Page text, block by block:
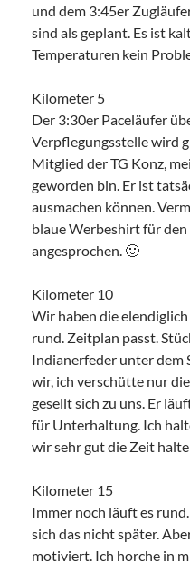
und dem 3:45er
sind als geplant. Es ist
Temperaturen kein
Kilometer 5
Der 3:30er Paceläufer
Verpflegungsstelle wird
Mitglied der TG Konz,
geworden bin. Er ist
ausmachen können.
blaue Werbeshirt für den
angesprochen. 🙂
Kilometer 10
Wir haben die
rund. Zeitplan passt.
Indianerfeder unter dem
wir, ich verschütte nur
gesellt sich zu uns. Er
für Unterhaltung. Ich
wir sehr gut die Zeit
Kilometer 15
Immer noch läuft es
sich das nicht später.
motiviert. Ich horche in